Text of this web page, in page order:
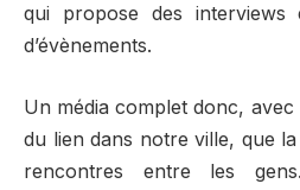
qui propose des interviews
d’évènements.
Un média complet donc,
du lien dans notre ville, que
rencontres entre les